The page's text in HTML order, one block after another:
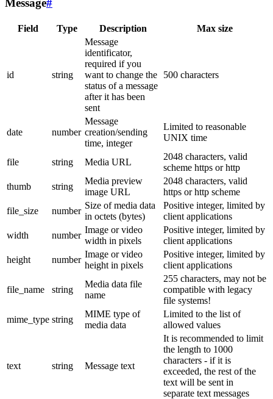
Message#
Field Type Description Max size
id string
Message
identificator,
required if you
want to change the
status of a message
after it has been
sent
500 characters
date number
Message
creation/sending
time, integer
Limited to reasonable
UNIX time
file string Media URL
2048 characters, valid
scheme https or http
thumb
string
Media preview
image URL
2048 characters, valid
https or http scheme
file_size
number
Size of media data
in octets (bytes)
Positive integer, limited by
client applications
width
number
Image or video
width in pixels
Positive integer, limited by
client applications
height
number
Image or video
height in pixels
Positive integer, limited by
client applications
file_name string
Media data file
name
255 characters, may not be
compatible with legacy
file systems!
mime_type string
MIME type of
media data
Limited to the list of
allowed values
text string Message text
It is recommended to limit
the length to 1000
characters - if it is
exceeded, the rest of the
text will be sent in
separate text messages